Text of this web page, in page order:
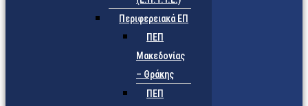
Περιφερειακά ΕΠ
ΠΕΠ
Μακεδονίας
– Θράκης
ΠΕΠ